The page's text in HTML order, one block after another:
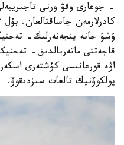
- جوعارى وقۋ ورنى
كادرلارمەن جاساقتالعان. بۇل
ۇشۋ جانە ينجەنەرلىك-
قاجەتتى ماتەريالدىق-
اۋە قورعانىسى كۇشتەرى
پولكوۆنيك تالعات سىزدىقوۆ.